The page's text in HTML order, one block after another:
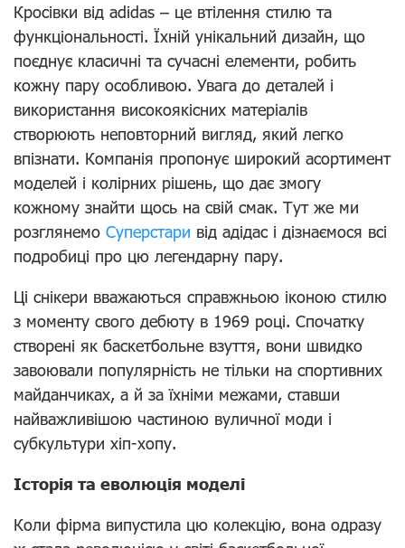
Кросівки від adidas – це втілення стилю та
функціональності. Їхній унікальний дизайн, що
поєднує класичні та сучасні елементи, робить
кожну пару особливою. Увага до деталей і
використання високоякісних матеріалів
створюють неповторний вигляд, який легко
впізнати. Компанія пропонує широкий асортимент
моделей і колірних рішень, що дає змогу
кожному знайти щось на свій смак. Тут же ми
розглянемо Суперстари від адідас і дізнаємося всі
подробиці про цю легендарну пару.
Ці снікери вважаються справжньою іконою стилю
з моменту свого дебюту в 1969 році. Спочатку
створені як баскетбольне взуття, вони швидко
завоювали популярність не тільки на спортивних
майданчиках, а й за їхніми межами, ставши
найважливішою частиною вуличної моди і
субкультури хіп-хопу.
Історія та еволюція моделі
Коли фірма випустила цю колекцію, вона одразу